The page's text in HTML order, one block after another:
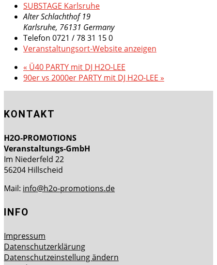
SUBSTAGE Karlsruhe
Alter Schlachthof 19
Karlsruhe, 76131 Germany
Telefon 0721 / 78 31 15 0
Veranstaltungsort-Website anzeigen
« Ü40 PARTY mit DJ H2O-LEE
90er vs 2000er PARTY mit DJ H2O-LEE »
KONTAKT
H2O-PROMOTIONS
Veranstaltungs-GmbH
Im Niederfeld 22
56204 Hillscheid
Mail: info@h2o-promotions.de
INFO
Impressum
Datenschutzerklärung
Datenschutzeinstellung ändern